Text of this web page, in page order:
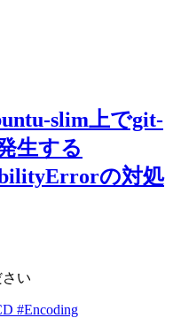
slim上でgit-
生する
の対処
い
#Encoding